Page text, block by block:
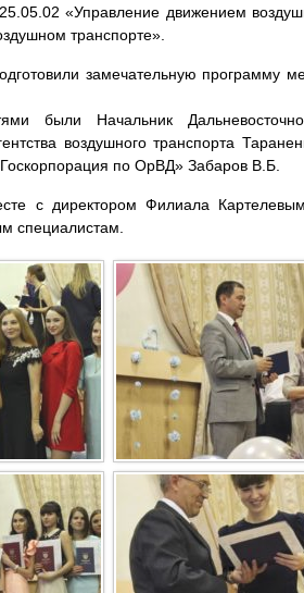
«Управление движением
транспорте».
замечательную программу
были Начальник
воздушного транспорта
по ОрВД» Забаров В.Б.
с директором Филиала
специалистам.